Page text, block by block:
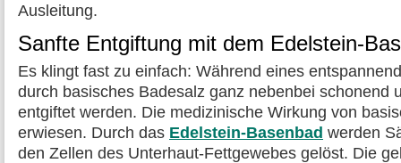
Ausleitung.
Sanfte Entgiftung mit dem Edelstein-
Es klingt fast zu einfach: Während eines
durch basisches Badesalz ganz nebenbei schonend
entgiftet werden. Die medizinische Wirkung von
erwiesen. Durch das Edelstein-Basenbad werden
den Zellen des Unterhaut-Fettgewebes gelöst. Die